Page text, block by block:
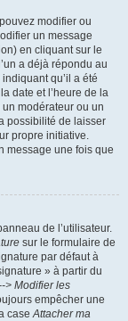
modifier ou
un message
en cliquant sur le
a déjà répondu au
qu’il a été
date et l’heure de la
modérateur ou un
possibilité de laisser
propre initiative.
message une fois que
de l’utilisateur.
sur le formulaire de
par défaut à
» à partir du
> Modifier les
empêcher une
caseAttacher ma